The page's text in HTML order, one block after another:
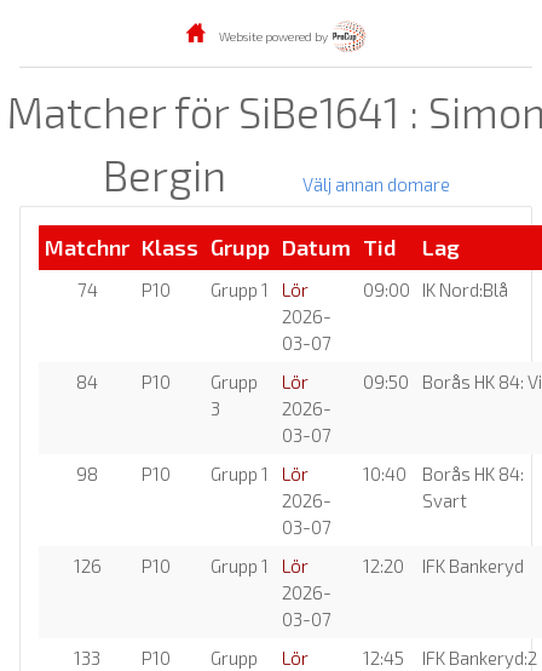
Website powered by
Matcher för SiBe1641 :
Bergin
Välj annan domare
Matchnr Klass Grupp Datum Tid Lag
74 P10 Grupp 1
Lör
2026-
03-07
09:00 IK Nord:Blå
84 P10
Grupp
3
Lör
2026-
03-07
09:50 Borås HK 84:
98 P10 Grupp 1
Lör
2026-
03-07
10:40
Borås HK 84:
Svart
126 P10 Grupp 1
Lör
2026-
03-07
12:20 IFK Bankeryd
133 P10
Grupp
Lör
12:45 IFK Bankeryd:2